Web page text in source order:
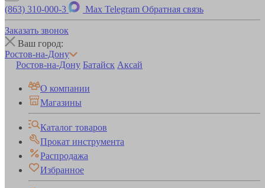
(863) 310-000-3 Max Telegram Обратная связь
Заказать звонок
Ваш город:
Ростов-на-Дону
Ростов-на-Дону Батайск Аксай
О компании
Магазины
Каталог товаров
Прокат инструмента
Распродажа
Избранное